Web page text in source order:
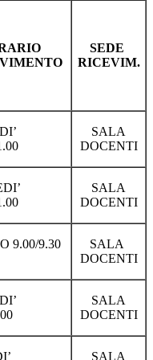
SEDE
RICEVIM.
SALA
DOCENTI
SALA
DOCENTI
9.00/9.30
SALA
DOCENTI
SALA
DOCENTI
SALA